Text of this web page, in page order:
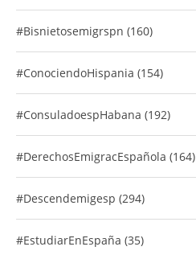
#Bisnietosemigrspn (160)
#conociendoHispania (154)
#consuladoespHabana (192)
#DerechosEmigracEspañola (164)
#descendemigesp (294)
#EstudiarEnEspaña (35)